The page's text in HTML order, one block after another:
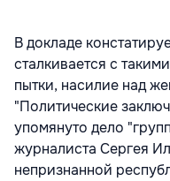
В докладе
сталкивается с
пытки, насилие над
"Политические
упомянуто дело
журналиста Сергея
непризнанной